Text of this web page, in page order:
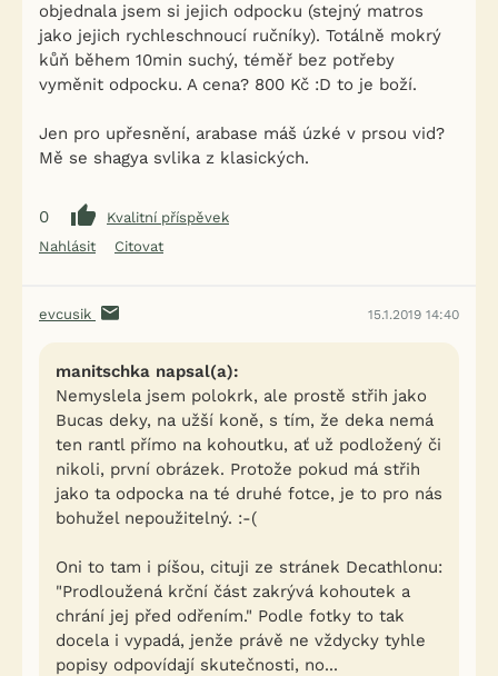
objednala jsem si jejich odpocku (stejný matros
jako jejich rychleschnoucí ručníky). Totálně mokrý
kůň během 10min suchý, téměř bez potřeby
vyměnit odpocku. A cena? 800 Kč :D to je boží.
Jen pro upřesnění, arabase máš úzké v prsou vid?
Mě se shagya svlika z klasických.
0
Kvalitní příspěvek
Nahlásit
Citovat
evcusik 15.1.2019 14:40
manitschka napsal(a):
Nemyslela jsem polokrk, ale prostě střih jako
Bucas deky, na užší koně, s tím, že deka nemá
ten rantl přímo na kohoutku, ať už podložený či
nikoli, první obrázek. Protože pokud má střih
jako ta odpocka na té druhé fotce, je to pro nás
bohužel nepoužitelný. :-(
Oni to tam i píšou, cituji ze stránek Decathlonu:
"Prodloužená krční část zakrývá kohoutek a
chrání jej před odřením." Podle fotky to tak
docela i vypadá, jenže právě ne vždycky tyhle
popisy odpovídají skutečnosti, no...